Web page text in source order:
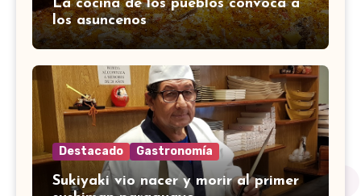
La cocina de los pueblos convoca a
los asuncenos
Destacado Gastronomía
Sukiyaki vio nacer y morir al primer